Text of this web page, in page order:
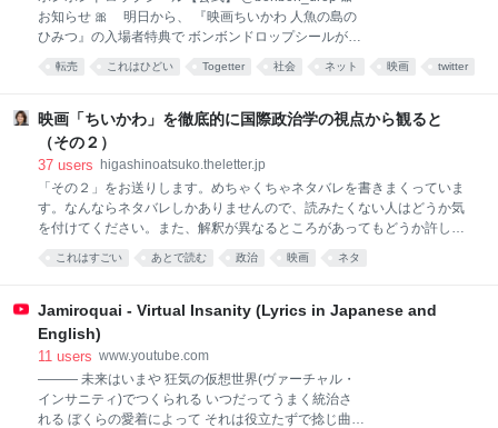
など、写真でしか見ることが出来なかった、沖縄の歴
史が再現し、息を吹き返したようにスクリーンに投影
されているところ、とりわけ、コザ暴動において、ク
ラブの女性だったかが、サンシンをかき鳴らし、歌っ
意に訪れた瞬間にこそ、歌わざる
お知らせ 🎀 明日から、 『映画ちいかわ 人魚の島の
ひみつ』の入場者特典で ボンボンドロップシールが配
布されます🐚💕✨ ※数量限定・無くなり次第終了とな
ります。 ※同一上映回でお渡しする入場者特典はお一
持ちいただいた場合でも、お一人様お一つのお渡しと
なります。 #映画ちいかわ 🎬注意事項など詳細はこ
ちらから chiikawa.toho-movie.jp/specialitem.ht…
転売 これはひどい Togetter 社会 ネット 映画 twitter
映画「ちいかわ」を徹底的に国際政治学の視点から観ると
（その２）
37 users
higashinoatsuko.theletter.jp
「その２」をお送りします。めちゃくちゃネタバレを書きまくっていま
す。なんならネタバレしかありませんので、読みたくない人はどうか気
を付けてください。また、解釈が異なるところがあってもどうか許して
ください。「そこは違う！」というところがあれば、コメントください
これはすごい あとで読む 政治 映画 ネタ
Jamiroquai - Virtual Insanity (Lyrics in Japanese and
English)
11 users www.youtube.com
――― 未来はいまや 狂気の仮想世界(ヴァーチャル・
インサニティ)でつくられる いつだってうまく統治さ
れる ぼくらの愛着によって それは役立たずで捻じ曲が